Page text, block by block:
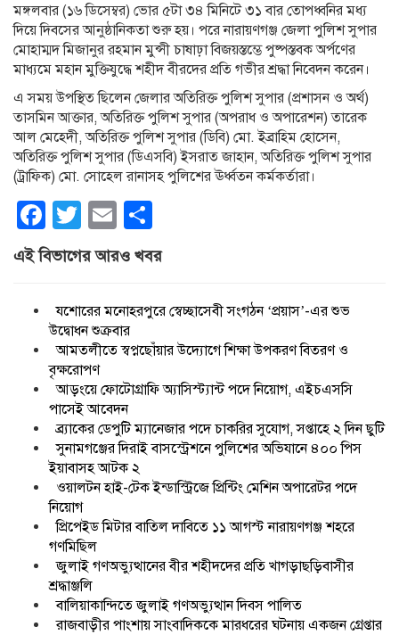
মঙ্গলবার (১৬ ডিসেম্বর) ভোর ৫টা ৩৪ মিনিটে ৩১ বার তোপধ্বনির মধ্য
দিয়ে দিবসের আনুষ্ঠানিকতা শুরু হয়। পরে নারায়ণগঞ্জ জেলা পুলিশ সুপার
মোহাম্মদ মিজানুর রহমান মুন্সী চাষাঢ়া বিজয়স্তম্ভে পুষ্পস্তবক অর্পণের
মাধ্যমে মহান মুক্তিযুদ্ধে শহীদ বীরদের প্রতি গভীর শ্রদ্ধা নিবেদন করেন।
এ সময় উপস্থিত ছিলেন জেলার অতিরিক্ত পুলিশ সুপার (প্রশাসন ও অর্থ)
তাসমিন আক্তার, অতিরিক্ত পুলিশ সুপার (অপরাধ ও অপারেশন) তারেক
আল মেহেদী, অতিরিক্ত পুলিশ সুপার (ডিবি) মো. ইব্রাহিম হোসেন,
অতিরিক্ত পুলিশ সুপার (ডিএসবি) ইসরাত জাহান, অতিরিক্ত পুলিশ সুপার
(ট্রাফিক) মো. সোহেল রানাসহ পুলিশের ঊর্ধ্বতন কর্মকর্তারা।
Facebook
Twitter
Email
এই বিভাগের আরও খবর
যশোরের মনোহরপুরে স্বেচ্ছাসেবী সংগঠন ‘প্রয়াস’-এর শুভ
উদ্বোধন শুক্রবার
আমতলীতে স্বপ্নছোঁয়ার উদ্যোগে শিক্ষা উপকরণ বিতরণ ও
বৃক্ষরোপণ
আড়ংয়ে ফোটোগ্রাফি অ্যাসিস্ট্যান্ট পদে নিয়োগ, এইচএসসি
পাসেই আবেদন
ব্র্যাকের ডেপুটি ম্যানেজার পদে চাকরির সুযোগ, সপ্তাহে ২ দিন ছুটি
সুনামগঞ্জের দিরাই বাসস্ট্রেশনে পুলিশের অভিযানে ৪০০ পিস
ইয়াবাসহ আটক ২
ওয়ালটন হাই-টেক ইন্ডাস্ট্রিজে প্রিন্টিং মেশিন অপারেটর পদে
নিয়োগ
প্রিপেইড মিটার বাতিল দাবিতে ১১ আগস্ট নারায়ণগঞ্জ শহরে
গণমিছিল
জুলাই গণঅভ্যুত্থানের বীর শহীদদের প্রতি খাগড়াছড়িবাসীর
শ্রদ্ধাঞ্জলি
বালিয়াকান্দিতে জুলাই গণঅভ্যুত্থান দিবস পালিত
রাজবাড়ীর পাংশায় সাংবাদিককে মারধরের ঘটনায় একজন গ্রেপ্তার